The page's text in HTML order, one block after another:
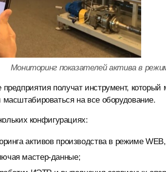
Мониторинг показателей актива в
получат инструмент, который
на все оборудование.
конфигурациях:
активов производства в режиме
мастер-данные;